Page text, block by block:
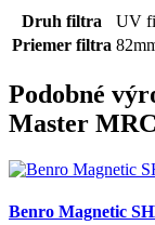
Druh filtra
UV
Priemer filtra
Podobné
Master
Benro Magnetic